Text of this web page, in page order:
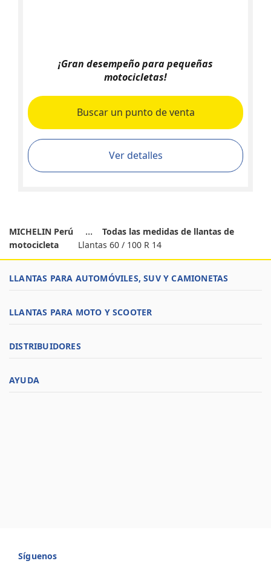
¡Gran desempeño para pequeñas
motocicletas!
Buscar un punto de venta
Ver detalles
MICHELIN Perú
Todas las medidas de llantas de
motocicleta
Llantas 60 / 100 R 14
LLANTAS PARA AUTOMÓVILES, SUV Y CAMIONETAS
LLANTAS PARA MOTO Y SCOOTER
DISTRIBUIDORES
AYUDA
Síguenos